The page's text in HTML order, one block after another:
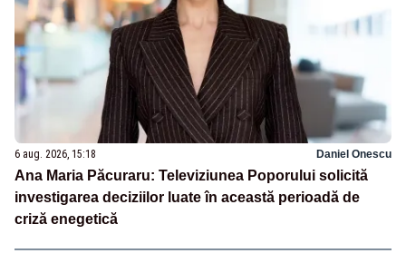
6 aug. 2026, 15:18 Daniel Onescu
Ana Maria Păcuraru: Televiziunea Poporului solicită
investigarea deciziilor luate în această perioadă de
criză enegetică